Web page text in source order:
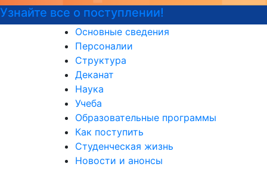
все о поступлении!
Основные сведения
Персоналии
Структура
Деканат
Наука
Учеба
Образовательные программы
Как поступить
Студенческая жизнь
Новости и анонсы